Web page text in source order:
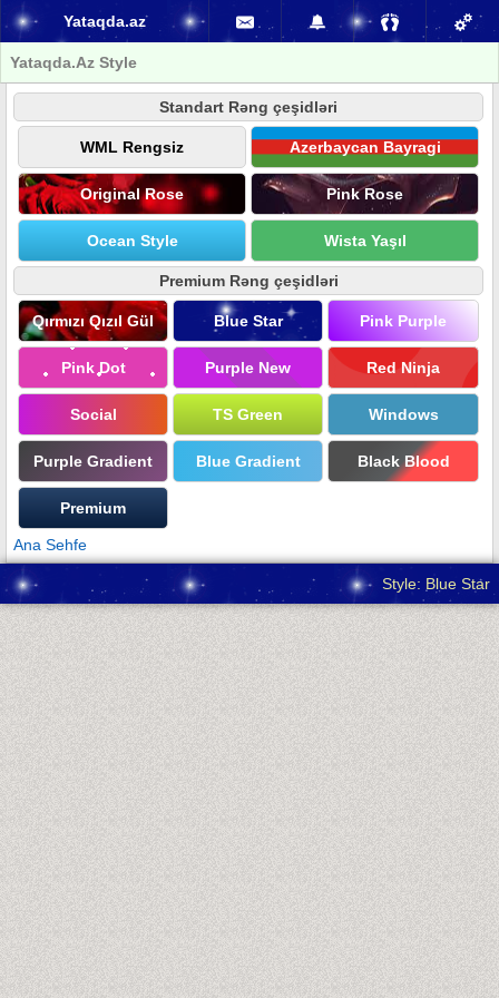
Yataqda.az
Yataqda.Az Style
Standart Rəng çeşidləri
WML Rengsiz Azerbaycan Bayragi
Original Rose Pink Rose
Ocean Style Wista Yaşıl
Premium Rəng çeşidləri
Qırmızı Qızıl Gül Blue Star Pink Purple
Pink Dot Purple New Red Ninja
Social TS Green Windows
Purple Gradient Blue Gradient Black Blood
Premium
Ana Sehfe
Style: Blue Star